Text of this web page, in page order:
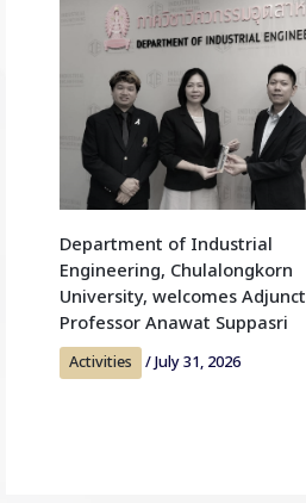
Department of Industrial
Engineering, Chulalongkorn
University, welcomes Adjunct
Professor Anawat Suppasri
Activities /July 31, 2026